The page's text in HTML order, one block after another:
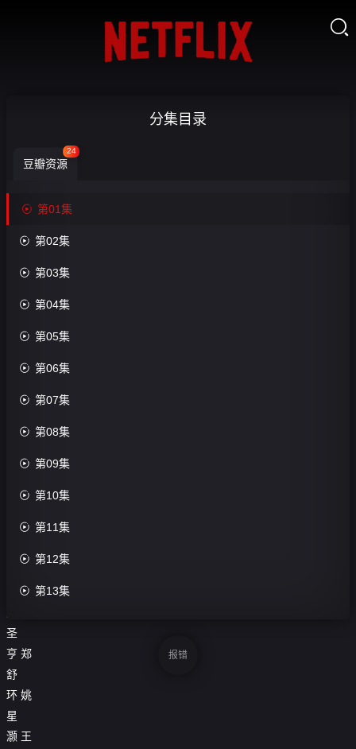

升
温-
第
集

藏
0.0
演：
圣
亨 郑
舒
环 姚
星
灏 王
分集目录
豆瓣资源
24
 第01集
 第02集
 第03集
 第04集
 第05集
 第06集
 第07集
 第08集
 第09集
 第10集
 第11集
 第12集
 第13集
 报错